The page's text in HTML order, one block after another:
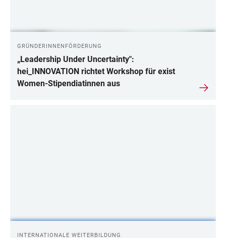
GRÜNDERINNENFÖRDERUNG
„Leadership Under Uncertainty":
hei_INNOVATION richtet Workshop für exist
Women-Stipendiatinnen aus
INTERNATIONALE WEITERBILDUNG